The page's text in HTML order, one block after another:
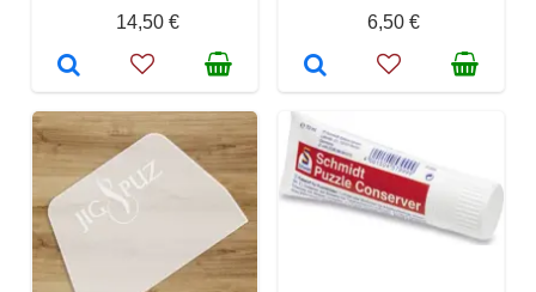
14,50 €
6,50 €